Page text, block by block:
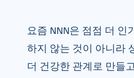
요즘 NNN은 점점 더 인
하지 않는 것이 아니라
더 건강한 관계로 만들